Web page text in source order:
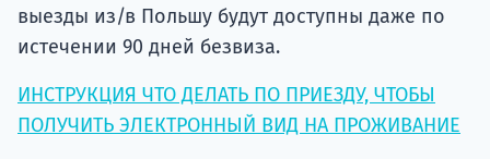
выезды из/в Польшу будут доступны даже по
истечении 90 дней безвиза.
ИНСТРУКЦИЯ ЧТО ДЕЛАТЬ ПО ПРИЕЗДУ, ЧТОБЫ
ПОЛУЧИТЬ ЭЛЕКТРОННЫЙ ВИД НА ПРОЖИВАНИЕ